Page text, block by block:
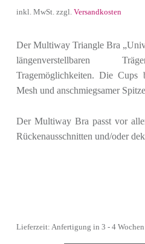
inkl. MwSt. zzgl. Versandkosten
Der Multiway Triangle Bra
längenverstellbaren
Tragemöglichkeiten. Die Cups
Mesh und anschmiegsamer
Der Multiway Bra passt vor
Rückenausschnitten und/oder
Lieferzeit: Anfertigung in 3 - 4 Wochen